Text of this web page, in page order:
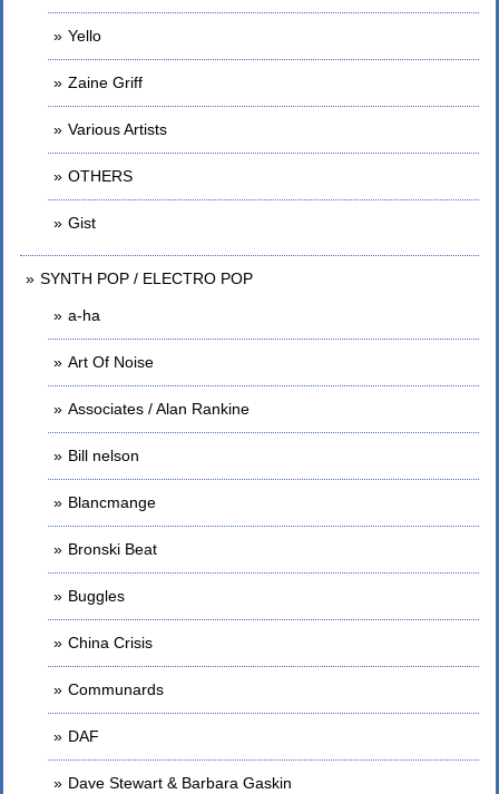
Yello
Zaine Griff
Various Artists
OTHERS
Gist
SYNTH POP / ELECTRO POP
a-ha
Art Of Noise
Associates / Alan Rankine
Bill nelson
Blancmange
Bronski Beat
Buggles
China Crisis
Communards
DAF
Dave Stewart & Barbara Gaskin